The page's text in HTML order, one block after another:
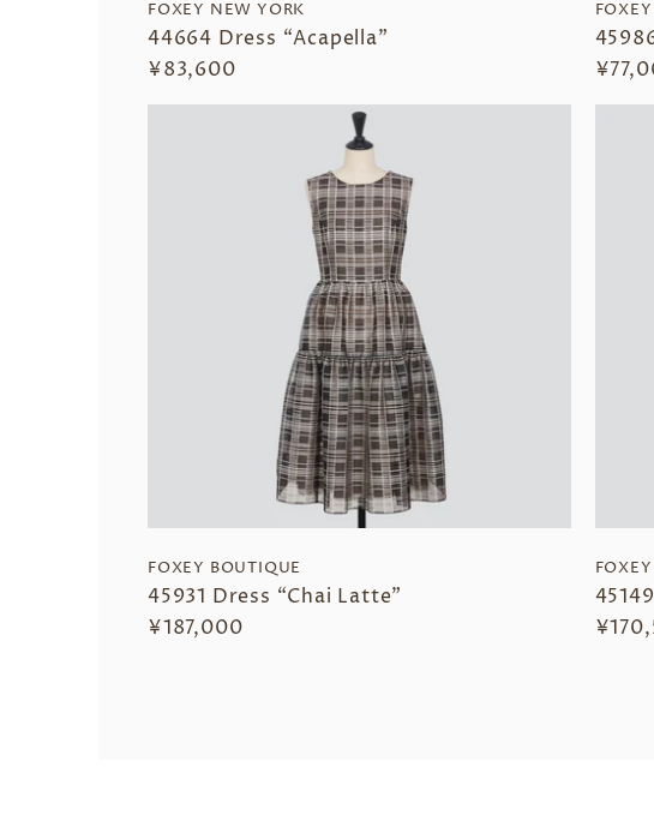
FOXEY NEW YORK
44664 Dress “Acapella”
¥83,600
FOXEY BOUTIQUE
45931 Dress “Chai Latte”
¥187,000